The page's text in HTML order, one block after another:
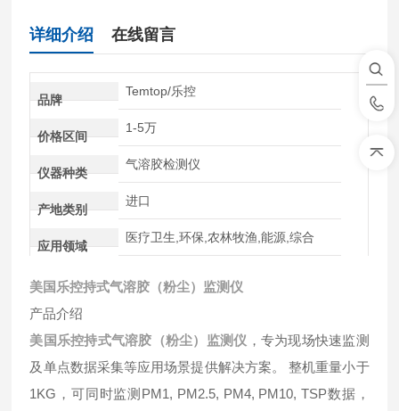
详细介绍 在线留言
品牌
Temtop/乐控
价格区间
1-5万
仪器种类
气溶胶检测仪
产地类别
进口
应用领域
医疗卫生,环保,农林牧渔,能源,综合
美国乐控持式气溶胶（粉尘）监测仪
产品介绍
美国乐控持式气溶胶（粉尘）监测仪 ，专为现场快速监测
及单点数据采集等应用场景提供解决方案。 整机重量小于
1KG，可同时监测PM1, PM2.5, PM4, PM10, TSP数据，